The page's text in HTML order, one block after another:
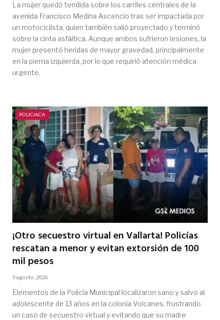
La mujer quedó tendida sobre los carriles centrales de la
avenida Francisco Medina Ascencio tras ser impactada por
un motociclista, quien también salió proyectado y terminó
sobre la cinta asfáltica. Aunque ambos sufrieron lesiones, la
mujer presentó heridas de mayor gravedad, principalmente
en la pierna izquierda, por lo que requirió atención médica
urgente.
POLICIACA
¡Otro secuestro virtual en Vallarta! Policías
rescatan a menor y evitan extorsión de 100
mil pesos
5 agosto, 2026
Elementos de la Policía Municipal localizaron sano y salvo al
adolescente de 13 años en la colonia Volcanes, frustrando
un caso de secuestro virtual y evitando que su madre